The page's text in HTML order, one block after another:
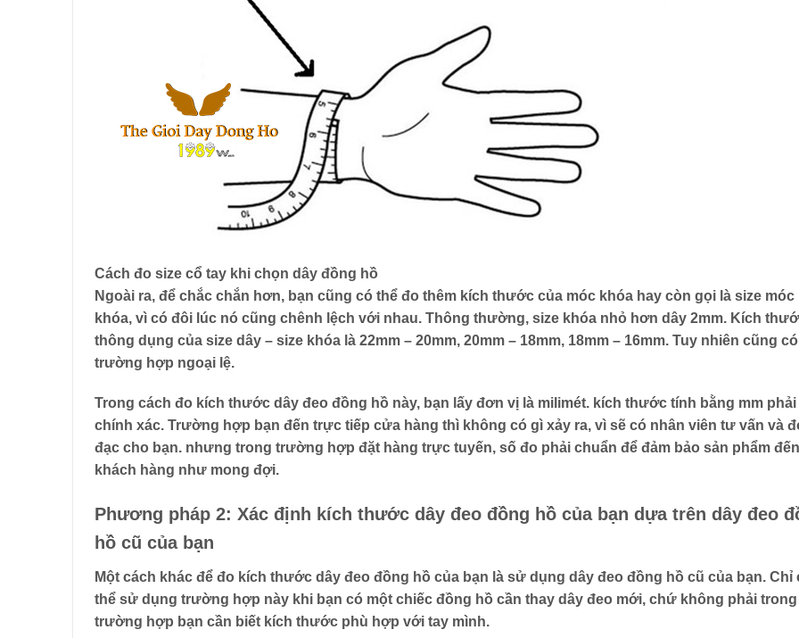
Cách đo size cổ tay khi chọn dây đồng hồ
Ngoài ra, để chắc chắn hơn, bạn cũng có thể đo thêm kích thước của móc khóa hay còn gọi là size móc
khóa, vì có đôi lúc nó cũng chênh lệch với nhau. Thông thường, size khóa nhỏ hơn dây 2mm. Kích
thông dụng của size dây – size khóa là 22mm – 20mm, 20mm – 18mm, 18mm – 16mm. Tuy nhiên cũng có
trường hợp ngoại lệ.
Trong cách đo kích thước dây đeo đồng hồ này, bạn lấy đơn vị là milimét. kích thước tính bằng mm phải
chính xác. Trường hợp bạn đến trực tiếp cửa hàng thì không có gì xảy ra, vì sẽ có nhân viên tư vấn và
đạc cho bạn. nhưng trong trường hợp đặt hàng trực tuyến, số đo phải chuẩn để đảm bảo sản phẩm
khách hàng như mong đợi.
Phương pháp 2: Xác định kích thước dây đeo đồng hồ của bạn dựa trên dây đeo
hồ cũ của bạn
Một cách khác để đo kích thước dây đeo đồng hồ của bạn là sử dụng dây đeo đồng hồ cũ của bạn. Chỉ
thể sử dụng trường hợp này khi bạn có một chiếc đồng hồ cần thay dây đeo mới, chứ không phải trong
trường hợp bạn cần biết kích thước phù hợp với tay mình.